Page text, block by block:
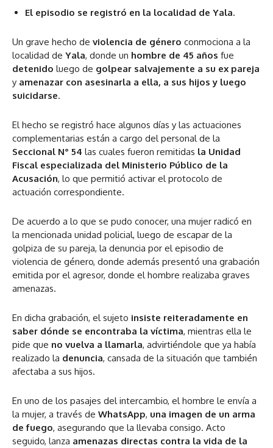
El episodio se registró en la localidad de Yala.
Un grave hecho de violencia de género conmociona a la
localidad de Yala, donde un hombre de 45 años fue
detenido luego de golpear salvajemente a su ex pareja
y amenazar con asesinarla a ella, a sus hijos y luego
suicidarse.
El hecho se registró hace algunos días y las actuaciones
complementarias están a cargo del personal de la
Seccional N° 54 las cuales fueron remitidas la Unidad
Fiscal especializada del Ministerio Público de la
Acusación, lo que permitió activar el protocolo de
actuación correspondiente.
De acuerdo a lo que se pudo conocer, una mujer radicó en
la mencionada unidad policial, luego de escapar de la
golpiza de su pareja, la denuncia por el episodio de
violencia de género, donde además presentó una grabación
emitida por el agresor, donde el hombre realizaba graves
amenazas.
En dicha grabación, el sujeto insiste reiteradamente en
saber dónde se encontraba la víctima, mientras ella le
pide que no vuelva a llamarla, advirtiéndole que ya había
realizado la denuncia, cansada de la situación que también
afectaba a sus hijos.
En uno de los pasajes del intercambio, el hombre le envía a
la mujer, a través de WhatsApp, una imagen de un arma
de fuego, asegurando que la llevaba consigo. Acto
seguido, lanza amenazas directas contra la vida de la